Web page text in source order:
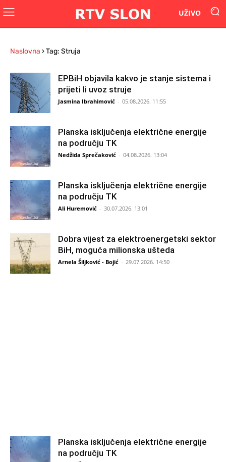
UŽIVO
Naslovna ›Tag: Struja
EPBiH objavila kakvo je stanje sistema i
prijeti li uvoz struje
Jasmina Ibrahimović - 05.08.2026. 11:55
Planska isključenja električne energije
na području TK
Nedžida Sprečaković - 04.08.2026. 13:04
Planska isključenja električne energije
na području TK
Ali Huremović - 30.07.2026. 13:01
Dobra vijest za elektroenergetski sektor
BiH, moguća milionska ušteda
Arnela Šiljković - Bojić - 29.07.2026. 14:50
Planska isključenja električne energije
na području TK